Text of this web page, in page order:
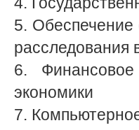
5.
расследования
6.
экономики
7.